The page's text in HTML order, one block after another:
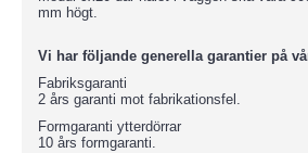
mm högt.
Vi har följande generella garantier på
Fabriksgaranti
2 års garanti mot fabrikationsfel.
Formgaranti ytterdörrar
10 års formgaranti.